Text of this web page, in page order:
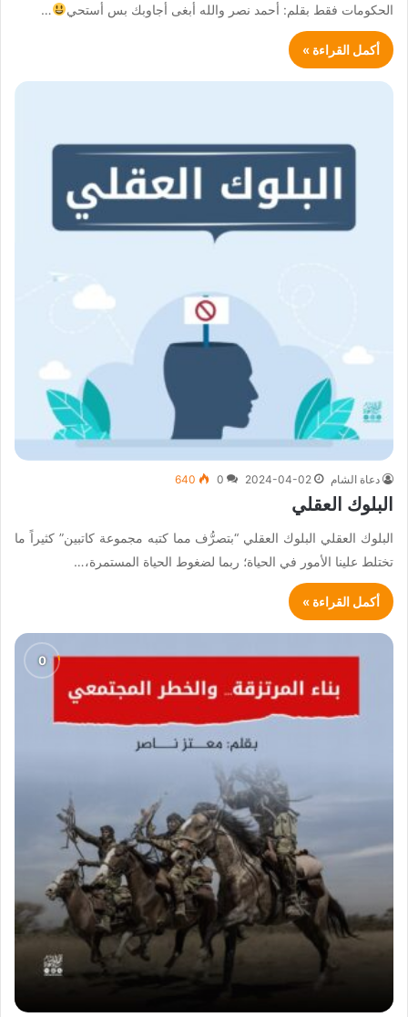
الحكومات فقط بقلم: أحمد نصر والله أبغى أجاوبك بس أستحي
…
أكمل القراءة »
دعاة الشام 2024-04-02
0
640
البلوك العقلي
البلوك العقلي البلوك العقلي “بتصرُّف مما كتبه مجموعة كاتبين” كثيراً ما
تختلط علينا الأمور في الحياة؛ ربما لضغوط الحياة المستمرة،…
أكمل القراءة »